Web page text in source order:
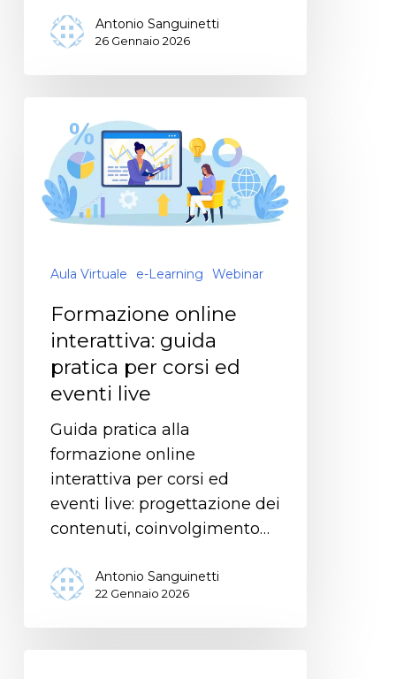
Antonio Sanguinetti
26 Gennaio 2026
Aula Virtuale e-Learning Webinar
Formazione online
interattiva: guida
pratica per corsi ed
eventi live
Guida pratica alla
formazione online
interattiva per corsi ed
eventi live: progettazione dei
contenuti, coinvolgimento…
Antonio Sanguinetti
22 Gennaio 2026